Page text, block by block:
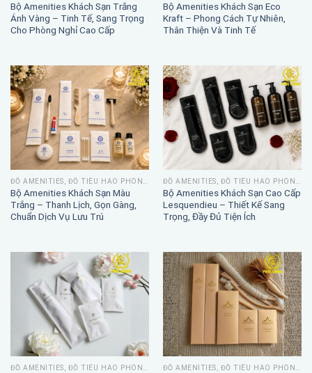
Bộ Amenities Khách Sạn Trắng
Ánh Vàng – Tinh Tế, Sang Trọng
Cho Phòng Nghỉ Cao Cấp
Bộ Amenities Khách Sạn Eco
Kraft – Phong Cách Tự Nhiên,
Thân Thiện Và Tinh Tế
Bộ Amenities Khách Sạn Màu
Trắng – Thanh Lịch, Gọn Gàng,
Chuẩn Dịch Vụ Lưu Trú
Bộ Amenities Khách Sạn Cao Cấp
Lesquendieu – Thiết Kế Sang
Trọng, Đầy Đủ Tiện Ích